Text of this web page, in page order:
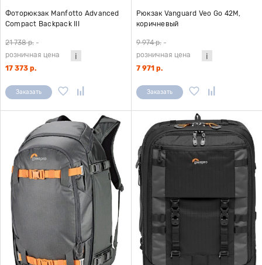
Фоторюкзак Manfotto Advanced
Compact Backpack III
21 738 р. -
розничная цена
17 373 р.
Заказать
Рюкзак Vanguard Veo Go 42M,
коричневый
9 974 р. -
розничная цена
7 971 р.
Заказать